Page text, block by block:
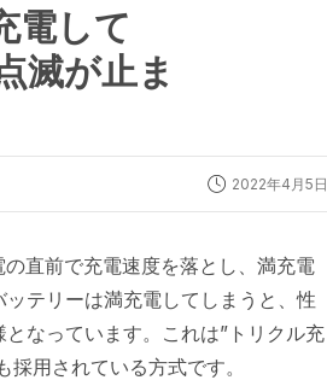
電して
滅が止ま
2022年4月5日
直前で充電速度を落とし、満充電
テリーは満充電してしまうと、性
なっています。これは”トリクル充
用されている方式です。